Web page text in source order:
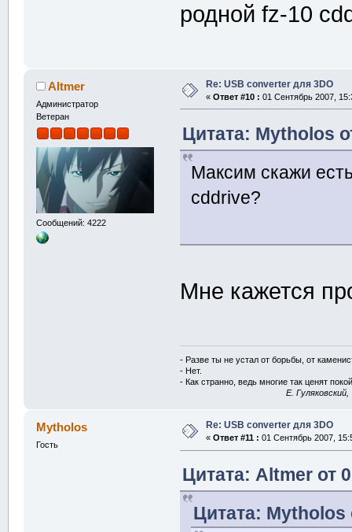
родной fz-10
Altmer
Администратор
Ветеран
Сообщений: 4222
Re: USB converter для 3DO
« Ответ #10 : 01 Сентябрь 2007,
Цитата: Mytholos
Максим скажи
cddrive?
Мне кажется
- Разве ты не устал от борьбы, от
- Нет.
- Как странно, ведь многие так ценят
E.
Mytholos
Гость
Re: USB converter для 3DO
« Ответ #11 : 01 Сентябрь 2007,
Цитата: Altmer от
Цитата: Mytholos